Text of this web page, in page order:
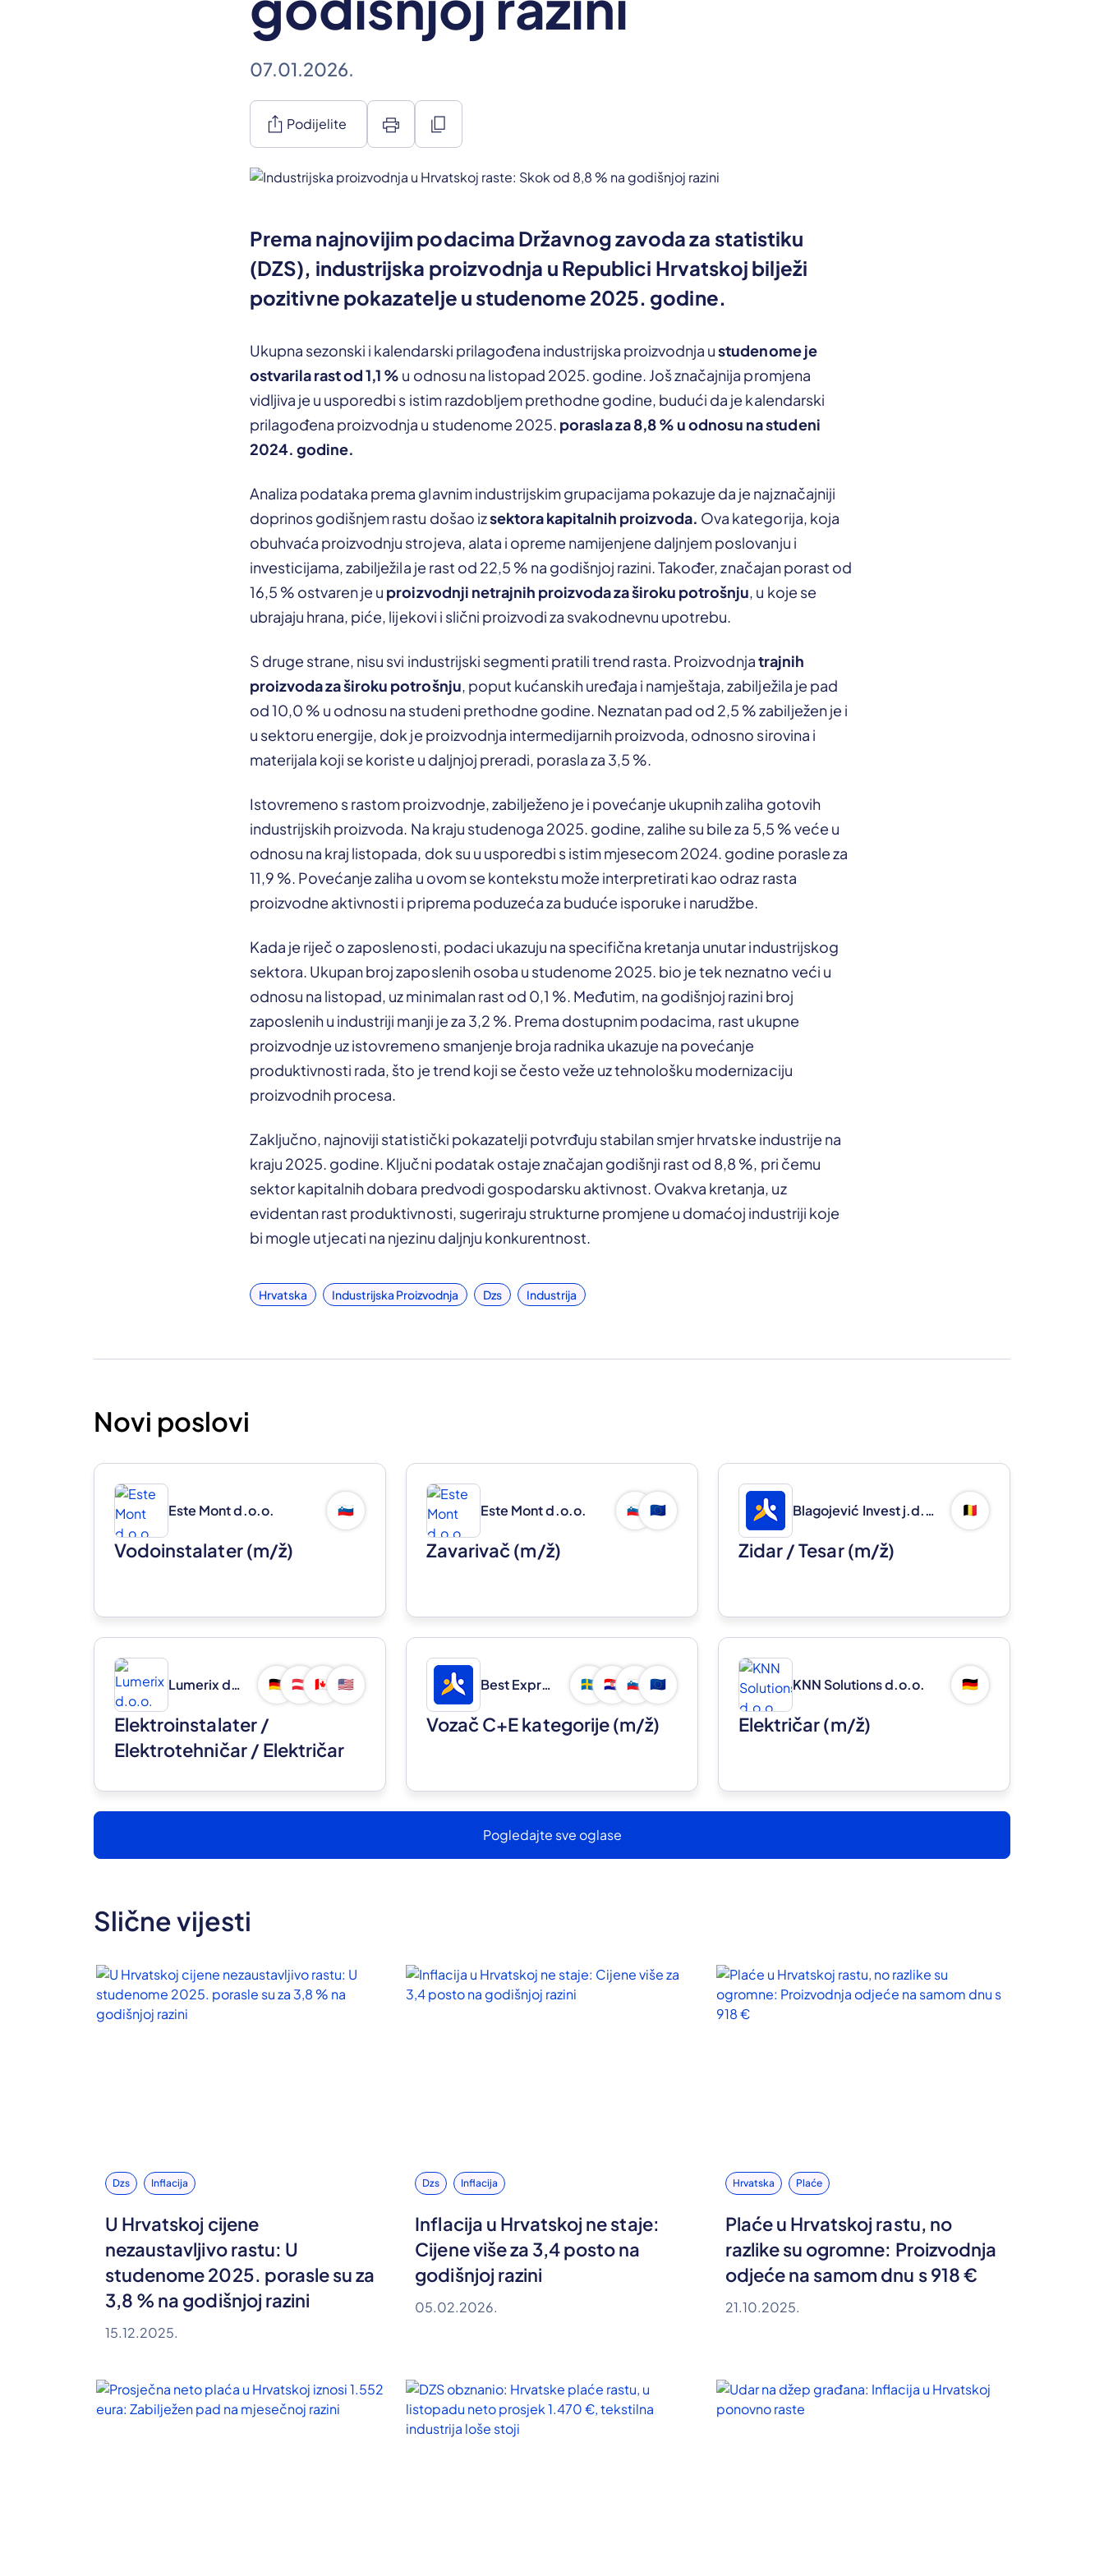
07.01.2026.
ios_share Podijelite print content_copy
Prema najnovijim podacima Državnog zavoda za statistiku
(DZS), industrijska proizvodnja u Republici Hrvatskoj bilježi
pozitivne pokazatelje u studenome 2025. godine.
Ukupna sezonski i kalendarski prilagođena industrijska proizvodnja ustudenome je
ostvarila rast od 1,1 % u odnosu na listopad 2025. godine. Još značajnija promjena
vidljiva je u usporedbi s istim razdobljem prethodne godine, budući da je kalendarski
prilagođena proizvodnja u studenome 2025. porasla za 8,8 % u odnosu na studeni
2024. godine.
Analiza podataka prema glavnim industrijskim grupacijama pokazuje da je najznačajniji
doprinos godišnjem rastu došao izsektora kapitalnih proizvoda. Ova kategorija, koja
obuhvaća proizvodnju strojeva, alata i opreme namijenjene daljnjem poslovanju i
investicijama, zabilježila je rast od 22,5 % na godišnjoj razini. Također, značajan porast od
16,5 % ostvaren je u proizvodnji netrajnih proizvoda za široku potrošnju, u koje se
ubrajaju hrana, piće, lijekovi i slični proizvodi za svakodnevnu upotrebu.
S druge strane, nisu svi industrijski segmenti pratili trend rasta. Proizvodnjatrajnih
proizvoda za široku potrošnju, poput kućanskih uređaja i namještaja, zabilježila je pad
od 10,0 % u odnosu na studeni prethodne godine. Neznatan pad od 2,5 % zabilježen je i
u sektoru energije, dok je proizvodnja intermedijarnih proizvoda, odnosno sirovina i
materijala koji se koriste u daljnjoj preradi, porasla za 3,5 %.
Istovremeno s rastom proizvodnje, zabilježeno je i povećanje ukupnih zaliha gotovih
industrijskih proizvoda. Na kraju studenoga 2025. godine, zalihe su bile za 5,5 % veće u
odnosu na kraj listopada, dok su u usporedbi s istim mjesecom 2024. godine porasle za
11,9 %. Povećanje zaliha u ovom se kontekstu može interpretirati kao odraz rasta
proizvodne aktivnosti i priprema poduzeća za buduće isporuke i narudžbe.
Kada je riječ o zaposlenosti, podaci ukazuju na specifična kretanja unutar industrijskog
sektora. Ukupan broj zaposlenih osoba u studenome 2025. bio je tek neznatno veći u
odnosu na listopad, uz minimalan rast od 0,1 %. Međutim, na godišnjoj razini broj
zaposlenih u industriji manji je za 3,2 %. Prema dostupnim podacima, rast ukupne
proizvodnje uz istovremeno smanjenje broja radnika ukazuje na povećanje
produktivnosti rada, što je trend koji se često veže uz tehnološku modernizaciju
proizvodnih procesa.
Zaključno, najnoviji statistički pokazatelji potvrđuju stabilan smjer hrvatske industrije na
kraju 2025. godine. Ključni podatak ostaje značajan godišnji rast od 8,8 %, pri čemu
sektor kapitalnih dobara predvodi gospodarsku aktivnost. Ovakva kretanja, uz
evidentan rast produktivnosti, sugeriraju strukturne promjene u domaćoj industriji koje
bi mogle utjecati na njezinu daljnju konkurentnost.
Hrvatska Industrijska Proizvodnja Dzs Industrija
Novi poslovi
Este Mont d.o.o. 🇸🇮
Vodoinstalater(m/ž)
Este Mont d.o.o. 🇸🇮 🇪🇺
Zavarivač (m/ž)
Blagojević Invest j.d.o.o. 🇧🇪
Zidar / Tesar(m/ž)
Lumerix d.o.o. 🇩🇪 🇦🇹 🇨🇦 🇺🇸
Elektroinstalater /
Elektrotehničar / Električar
Best Express d.o.o. 🇸🇪 🇭🇷 🇸🇮 🇪🇺
Vozač C+E kategorije(m/ž)
KNN Solutions d.o.o. 🇩🇪
Električar(m/ž)
Pogledajte sve oglase
Slične vijesti
Dzs Inflacija
U Hrvatskoj cijene
nezaustavljivo rastu: U
studenome 2025. porasle su za
3,8 % na godišnjoj razini
15.12.2025.
Dzs Inflacija
Inflacija u Hrvatskoj ne staje:
Cijene više za 3,4 posto na
godišnjoj razini
05.02.2026.
Hrvatska Plaće
Plaće u Hrvatskoj rastu, no
razlike su ogromne: Proizvodnja
odjeće na samom dnu s 918 €
21.10.2025.